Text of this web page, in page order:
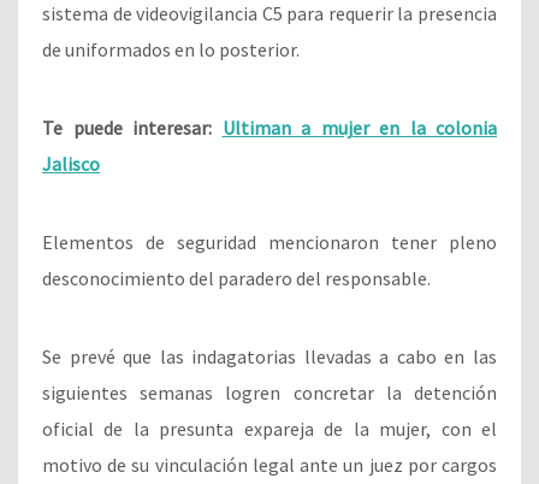
sistema de videovigilancia C5 para requerir la presencia
de uniformados en lo posterior.
Te puede interesar: Ultiman a mujer en la colonia
Jalisco
Elementos de seguridad mencionaron tener pleno
desconocimiento del paradero del responsable.
Se prevé que las indagatorias llevadas a cabo en las
siguientes semanas logren concretar la detención
oficial de la presunta expareja de la mujer, con el
motivo de su vinculación legal ante un juez por cargos